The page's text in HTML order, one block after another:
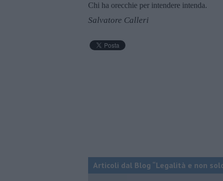
Chi ha orecchie per intendere intenda.
Salvatore Calleri
Articoli dal Blog “Legalità e non